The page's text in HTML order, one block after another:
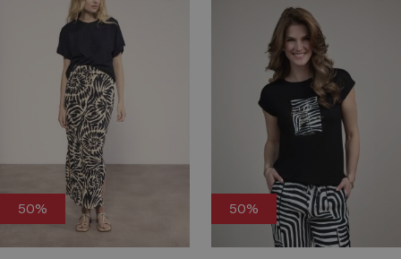
50% 50%